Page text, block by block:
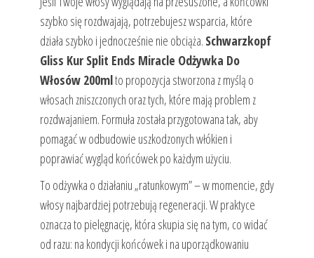
szybko się rozdwajają, potrzebujesz wsparcia, które
działa szybko i jednocześnie nie obciąża. Schwarzkopf
Gliss Kur Split Ends Miracle Odżywka Do
Włosów 200mlto propozycja stworzona z myślą o
włosach zniszczonych oraz tych, które mają problem z
rozdwajaniem. Formuła została przygotowana tak, aby
pomagać w odbudowie uszkodzonych włókien i
poprawiać wygląd końcówek po każdym użyciu.
To odżywka o działaniu „ratunkowym” – w momencie, gdy
włosy najbardziej potrzebują regeneracji. W praktyce
oznacza to pielęgnację, która skupia się na tym, co widać
od razu: na kondycji końcówek i na uporządkowaniu